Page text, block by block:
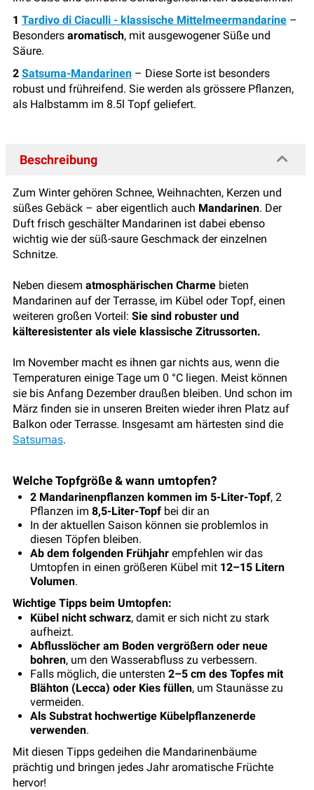
1 Tardivo di Ciaculli - klassische Mittelmeermandarine –
Besonders aromatisch, mit ausgewogener Süße und
Säure.
2 Satsuma-Mandarinen – Diese Sorte ist besonders
robust und frühreifend. Sie werden als grössere Pflanzen,
als Halbstamm im 8.5l Topf geliefert.
Beschreibung
Zum Winter gehören Schnee, Weihnachten, Kerzen und
süßes Gebäck – aber eigentlich auch Mandarinen. Der
Duft frisch geschälter Mandarinen ist dabei ebenso
wichtig wie der süß-saure Geschmack der einzelnen
Schnitze.
Neben diesem atmosphärischen Charme bieten
Mandarinen auf der Terrasse, im Kübel oder Topf, einen
weiteren großen Vorteil: Sie sind robuster und
kälteresistenter als viele klassische Zitrussorten.
Im November macht es ihnen gar nichts aus, wenn die
Temperaturen einige Tage um 0 °C liegen. Meist können
sie bis Anfang Dezember draußen bleiben. Und schon im
März finden sie in unseren Breiten wieder ihren Platz auf
Balkon oder Terrasse. Insgesamt am härtesten sind die
Satsumas.
Welche Topfgröße & wann umtopfen?
2 Mandarinenpflanzen kommen im 5-Liter-Topf, 2
Pflanzen im 8,5-Liter-Topf bei dir an
In der aktuellen Saison können sie problemlos in
diesen Töpfen bleiben.
Ab dem folgenden Frühjahr empfehlen wir das
Umtopfen in einen größeren Kübel mit 12–15 Litern
Volumen.
Wichtige Tipps beim Umtopfen:
Kübel nicht schwarz, damit er sich nicht zu stark
aufheizt.
Abflusslöcher am Boden vergrößern oder neue
bohren, um den Wasserabfluss zu verbessern.
Falls möglich, die untersten 2–5 cm des Topfes mit
Blähton (Lecca) oder Kies füllen, um Staunässe zu
vermeiden.
Als Substrat hochwertige Kübelpflanzenerde
verwenden.
Mit diesen Tipps gedeihen die Mandarinenbäume
prächtig und bringen jedes Jahr aromatische Früchte
hervor!